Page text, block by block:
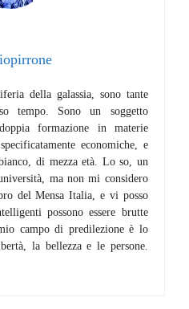
della galassia, sono tante
tempo. Sono un soggetto
formazione in materie
economiche, e
di mezza età. Lo so, un
ma non mi considero
del Mensa Italia, e vi posso
possono essere brutte
campo di predilezione è lo
la bellezza e le persone.